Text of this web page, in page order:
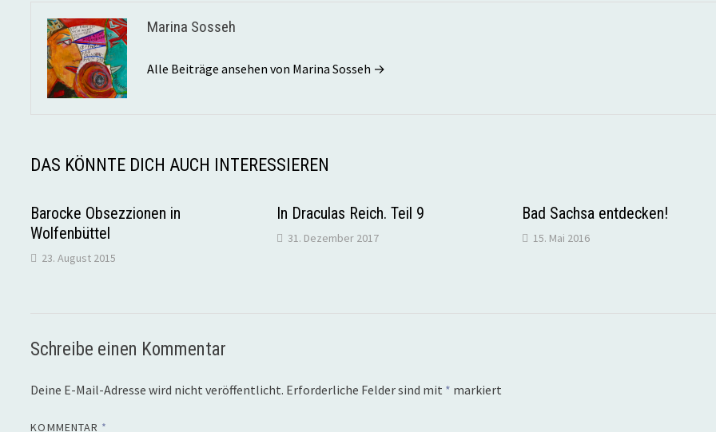
Marina Sosseh
Alle Beiträge ansehen von Marina Sosseh →
DAS KÖNNTE DICH AUCH INTERESSIEREN
Barocke Obsezzionen in
Wolfenbüttel
23. August 2015
In Draculas Reich. Teil 9
31. Dezember 2017
Bad Sachsa entdecken!
15. Mai 2016
Schreibe einen Kommentar
Deine E-Mail-Adresse wird nicht veröffentlicht. Erforderliche Felder sind mit * markiert
KOMMENTAR *